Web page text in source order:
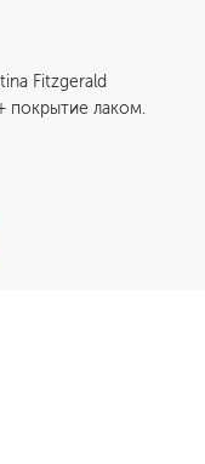
Fitzgerald
покрытие лаком.